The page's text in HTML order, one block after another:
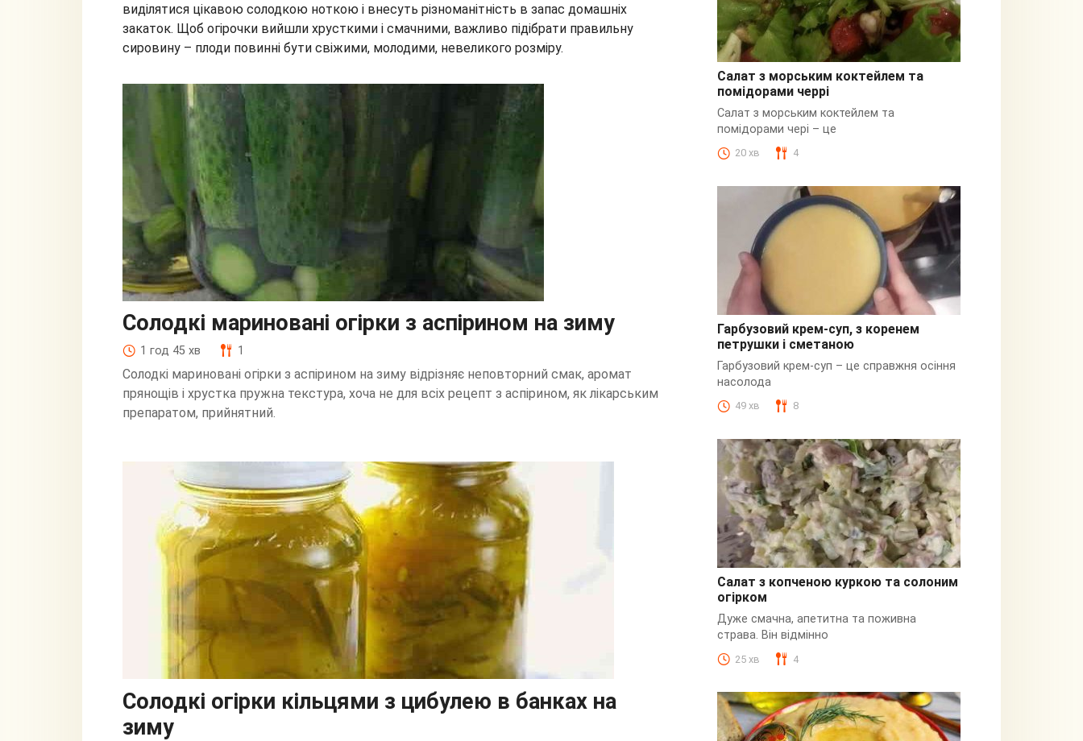
виділятися цікавою солодкою ноткою і внесуть різноманітність в запас домашніх
закаток. Щоб огірочки вийшли хрусткими і смачними, важливо підібрати правильну
сировину – плоди повинні бути свіжими, молодими, невеликого розміру.
Солодкі мариновані огірки з аспірином на зиму
1 год 45 хв 1
Солодкі мариновані огірки з аспірином на зиму відрізняє неповторний смак, аромат
прянощів і хрустка пружна текстура, хоча не для всіх рецепт з аспірином, як лікарським
препаратом, прийнятний.
Солодкі огірки кільцями з цибулею в банках на
зиму
З кальмарами
Салат з морським коктейлем та
помідорами черрі
Салат з морським коктейлем та
помідорами чері – це
20 хв 4
Гарбузовий
Гарбузовий крем-суп, з коренем
петрушки і сметаною
Гарбузовий крем-суп – це справжня осіння
насолода
49 хв 8
З куркою
Салат з копченою куркою та солоним
огірком
Дуже смачна, апетитна та поживна
страва. Він відмінно
25 хв 4